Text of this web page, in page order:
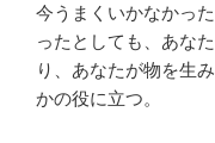
今うまくいかなかっ
ったとしても、あな
り、あなたが物を生
かの役に立つ。